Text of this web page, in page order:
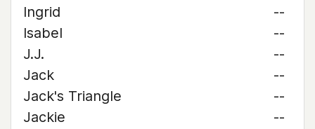
Ingrid
--
Isabel
--
J.J.
--
Jack
--
Jack's Triangle
--
Jackie
--